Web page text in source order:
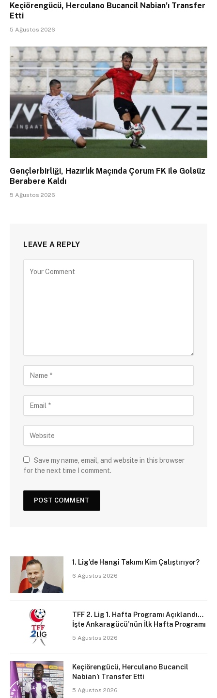
Keçiörengücü, Herculano Bucancil Nabian’ı Transfer
Etti
5 Ağustos 2026
Gençlerbirliği, Hazırlık Maçında Çorum FK ile Golsüz
Berabere Kaldı
5 Ağustos 2026
LEAVE A REPLY
Save my name, email, and website in this browser
for the next time I comment.
1. Lig’de Hangi Takımı Kim Çalıştırıyor?
6 Ağustos 2026
TFF 2. Lig 1. Hafta Programı Açıklandı…
İşte Ankaragücü’nün İlk Hafta Programı
5 Ağustos 2026
Keçiörengücü, Herculano Bucancil
Nabian’ı Transfer Etti
5 Ağustos 2026